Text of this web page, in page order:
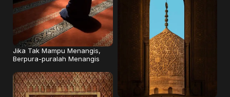
Jika Tak Mampu Menangis,
Berpura-puralah Menangis